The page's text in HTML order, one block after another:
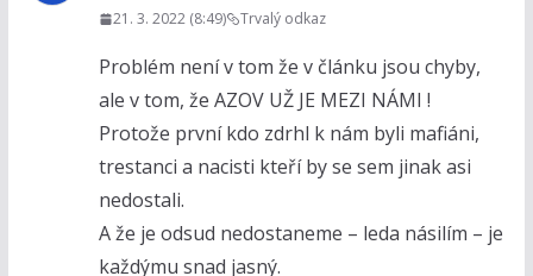
21. 3. 2022 (8:49) Trvalý odkaz
Problém není v tom že v článku jsou chyby,
ale v tom, že AZOV UŽ JE MEZI NÁMI !
Protože první kdo zdrhl k nám byli mafiáni,
trestanci a nacisti kteří by se sem jinak asi
nedostali.
A že je odsud nedostaneme – leda násilím – je
každýmu snad jasný.